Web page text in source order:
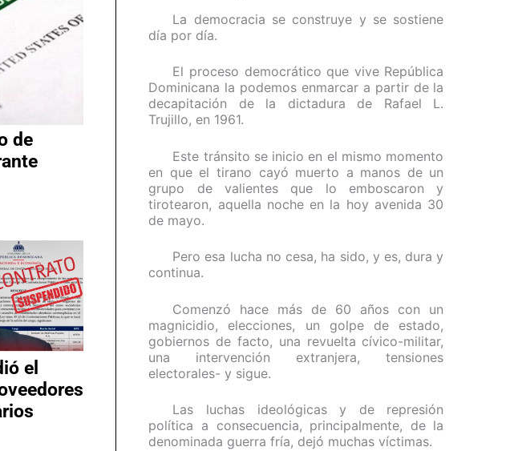
de
el
La democracia se construye y se sostiene
día por día.
El proceso democrático que vive República
Dominicana la podemos enmarcar a partir de la
decapitación de la dictadura de Rafael L.
Trujillo, en 1961.
Este tránsito se inicio en el mismo momento
en que el tirano cayó muerto a manos de un
grupo de valientes que lo emboscaron y
tirotearon, aquella noche en la hoy avenida 30
de mayo.
Pero esa lucha no cesa, ha sido, y es, dura y
continua.
Comenzó hace más de 60 años con un
magnicidio, elecciones, un golpe de estado,
gobiernos de facto, una revuelta cívico-militar,
una intervención extranjera, tensiones
electorales- y sigue.
Las luchas ideológicas y de represión
política a consecuencia, principalmente, de la
denominada guerra fría, dejó muchas víctimas.